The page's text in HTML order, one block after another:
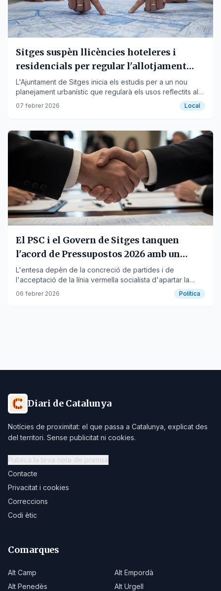
Sitges suspèn llicències hoteleres i
residencials per regular l'allotjament
turístic
L'Ajuntament de Sitges inicia els estudis per a un nou
planejament urbanístic que regularà els usos reflectits al
POUM.
07 febrer 2026 Local
El PSC i el Govern de Sitges tanquen
l'acord de Pressupostos 2026 amb un
canvi clau
L'entesa depèn de la concreció de partides i de
l'acceptació de la línia vermella socialista d'apartar la
regidora Cristina Guiu de Via Pública.
06 febrer 2026 Política
Diari de Catalunya
Notícies de proximitat: el que passa a Catalunya, explicat des
del territori. Sense publicitat ni cookies.
Publica la teva nota de premsa
Contacte
Privacitat i cookies
Correccions
Codi ètic
Comarques
Alt Camp
Alt Empordà
Alt Penedès
Alt Urgell